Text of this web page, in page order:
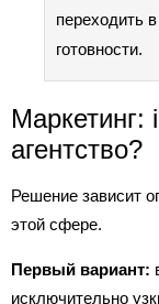
переходить
готовности.
агентство?
Решение зависит
этой сфере.
Первый вариант:
исключительно